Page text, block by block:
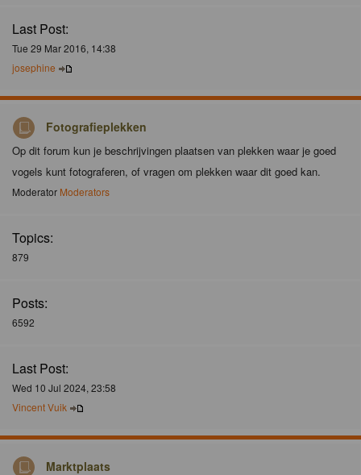
Last Post:
Tue 29 Mar 2016, 14:38
josephine
Fotografieplekken
Op dit forum kun je beschrijvingen plaatsen van plekken waar je goed
vogels kunt fotograferen, of vragen om plekken waar dit goed kan.
Moderator Moderators
Topics:
879
Posts:
6592
Last Post:
Wed 10 Jul 2024, 23:58
Vincent Vuik
Marktplaats